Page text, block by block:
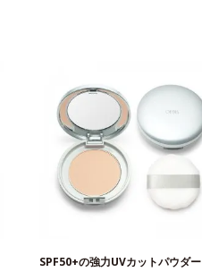
SPF50+の強力UVカットパウダー